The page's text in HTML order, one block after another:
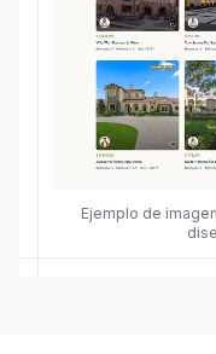
Ejemplo de